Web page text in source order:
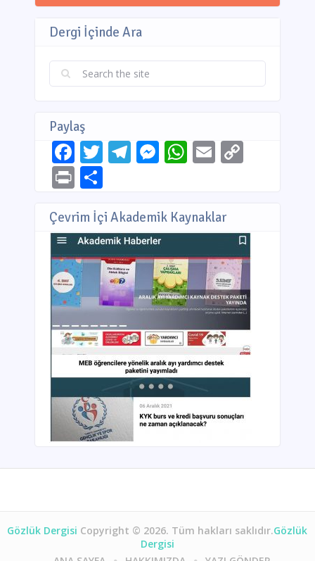
Dergi İçinde Ara
Paylaş
Facebook
Twitter
Telegram
Messenger
WhatsApp
EmailCopy
PrintShare
Çevrim İçi Akademik Kaynaklar
Gözlük Dergisi Copyright © 2026. Tüm hakları saklıdır.Gözlük
Dergisi